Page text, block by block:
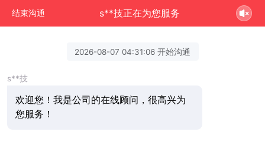
结束沟通 s**技正在为您服务
2026-08-07 04:31:06 开始沟通
s**技
欢迎您！我是公司的在线顾问，很高兴为
您服务！